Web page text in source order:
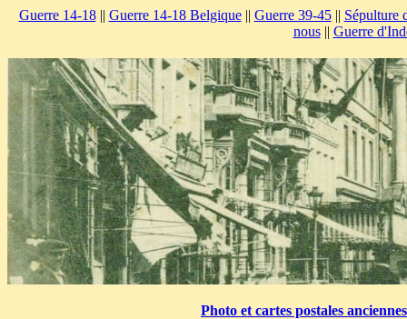
Guerre 14-18|| Guerre 14-18 Belgique|| Guerre 39-45|| Sépulture
nous|| Guerre
Photo et cartes postales